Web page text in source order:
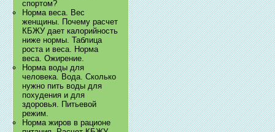
спортом?
Норма веса. Вес
женщины. Почему расчет
КБЖУ дает калорийность
ниже нормы. Таблица
роста и веса. Норма
веса. Ожирение.
Норма воды для
человека. Вода. Сколько
нужно пить воды для
похудения и для
здоровья. Питьевой
режим.
Норма жиров в рационе